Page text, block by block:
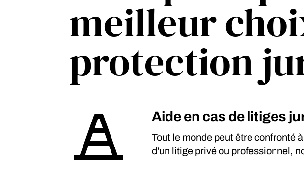
meilleur
protection
Aide en cas de litiges
Tout le monde peut être confronté
d'un litige privé ou professionnel,